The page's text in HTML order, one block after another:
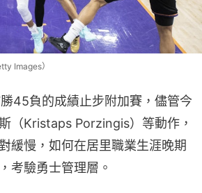
Images）
勝45負的成績止步附加賽，儘管今
（Kristaps Porzingis）等動作，
緩慢，如何在居里職業生涯晚期
考驗勇士管理層。